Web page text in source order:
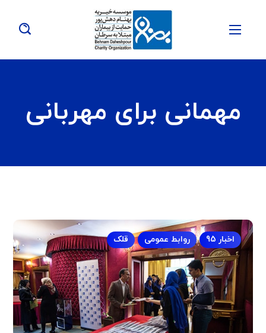
مهمانی برای مهربانی
اخبار 95 روابط عمومی قلک